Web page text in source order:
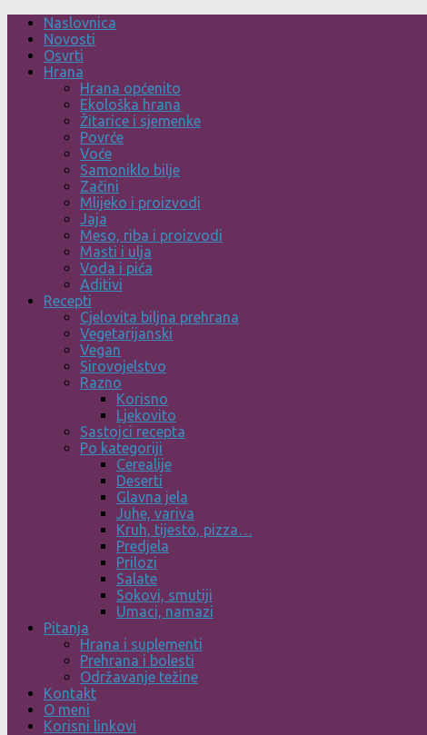
Skip
content
Naslovnica
Novosti
Osvrti
Hrana
Hrana općenito
Ekološka hrana
Žitarice i sjemenke
Povrće
Voće
Samoniklo bilje
Začini
Mlijeko i proizvodi
Jaja
Meso, riba i proizvodi
Masti i ulja
Voda i pića
Aditivi
Recepti
Cjelovita biljna prehrana
Vegetarijanski
Vegan
Sirovojelstvo
Razno
Korisno
Ljekovito
Sastojci recepta
Po kategoriji
Cerealije
Deserti
Glavna jela
Juhe, variva
Kruh, tijesto, pizza…
Predjela
Prilozi
Salate
Sokovi, smutiji
Umaci, namazi
Pitanja
Hrana i suplementi
Prehrana i bolesti
Održavanje težine
Kontakt
O meni
Korisni linkovi